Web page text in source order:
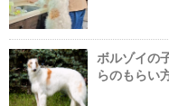
ボルゾイの
らのもらい